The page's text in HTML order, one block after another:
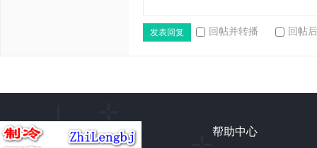
发表回复 回帖并转播 回帖
帮助中心